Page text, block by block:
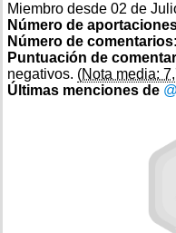
Miembro desde 02 de
Número de
Número de comentarios:
Puntuación de
negativos. (Nota media:
Últimas menciones de